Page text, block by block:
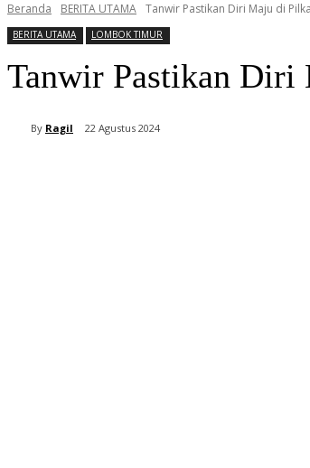
Beranda BERITA UTAMA Tanwir Pastikan Diri Maju di
BERITA UTAMA LOMBOK TIMUR
Tanwir Pastikan
By Ragil 22 Agustus 2024